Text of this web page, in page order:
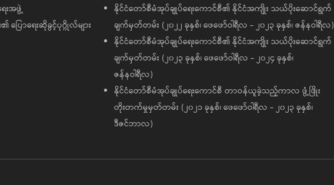
းအဖွဲ့
ပြောရေးဆိုခွင့်ပုဂ္ဂိုလ်များ
နိုင်ငံတော်စီမံအုပ်ချုပ်ရေးကောင်စီ၏ နိုင်ငံအကျိုး သယ်ပိုးဆောင်ရွက်
ချက်မှတ်တမ်း (၂၀၂၂ ခုနှစ်၊ ဖေဖော်ဝါရီလ - ၂၀၂၃ ခုနှစ်၊ ဇန်နဝါရီလ)
နိုင်ငံတော်စီမံအုပ်ချုပ်ရေးကောင်စီ၏ နိုင်ငံအကျိုး သယ်ပိုးဆောင်ရွက်
ချက်မှတ်တမ်း (၂၀၂၃ ခုနှစ်၊ ဖေဖော်ဝါရီလ - ၂၀၂၄ ခုနှစ်၊
ဇန်နဝါရီလ)
နိုင်ငံတော်စီမံအုပ်ချုပ်ရေးကောင်စီ တာဝန်ယူခဲ့သည့်ကာလ ဖွံ့ဖြိုး
တိုးတက်မှုမှတ်တမ်း (၂၀၂၁ ခုနှစ်၊ ဖေဖော်ဝါရီလ - ၂၀၂၃ ခုနှစ်၊
ဒီဇင်ဘာလ)